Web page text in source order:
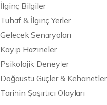
İlginç Bilgiler
Tuhaf & İlginç Yerler
Gelecek Senaryoları
Kayıp Hazineler
Psikolojik Deneyler
Doğaüstü Güçler & Kehanetler
Tarihin Şaşırtıcı Olayları